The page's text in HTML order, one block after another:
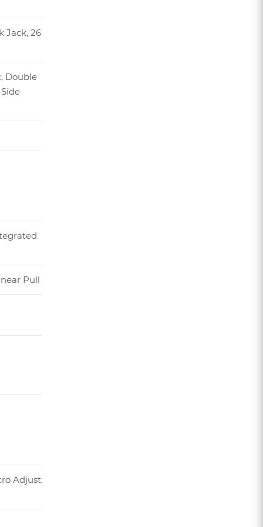
Jack, 26
Double
Pull
Adjust,